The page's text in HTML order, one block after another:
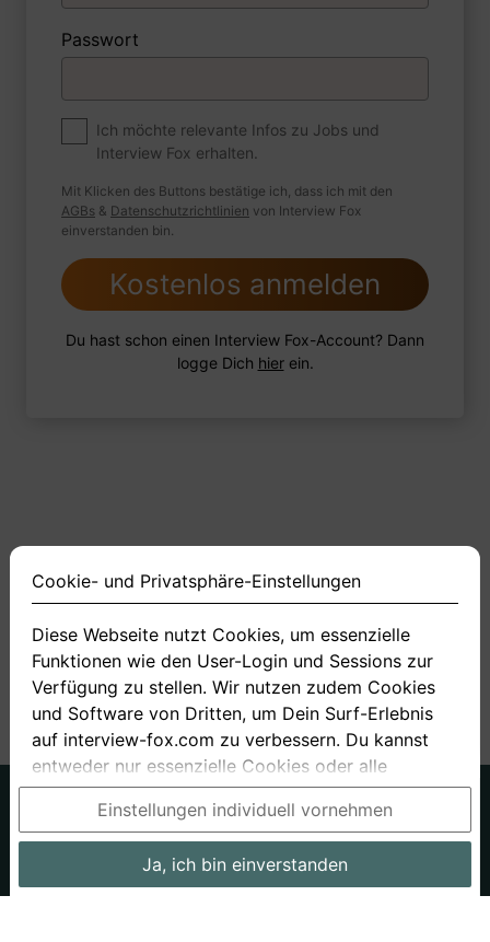
1 FoxTipp Antwort schreiben Audio aufnehmen
Wie sind Sie mit einer Situation
umgegangen, in der Sie einen
leistungsschwachen Mitarbeiter hatten?
Passwort
Ich möchte relevante Infos zu Jobs und
Interview Fox erhalten.
Mit Klicken des Buttons bestätige ich, dass ich mit den
AGBs & Datenschutzrichtlinien von Interview Fox
einverstanden bin.
Kostenlos anmelden
Du hast schon einen Interview Fox-Account? Dann
logge Dich hierein.
< 1 2 3 4 10 >
Über uns
Datenschutz
AGB
Bewerbungsfragen Preise
Cookie- und Privatsphäre-Einstellungen
Diese Webseite nutzt Cookies, um essenzielle
Funktionen wie den User-Login und Sessions zur
Verfügung zu stellen. Wir nutzen zudem Cookies
und Software von Dritten, um Dein Surf-Erlebnis
auf interview-fox.com zu verbessern. Du kannst
entweder nur essenzielle Cookies oder alle
Cookies akzeptieren. Du kannst Deine
Einstellungen jederzeit in unseren Cookie- und
Privatsphäre-Einstellungen ändern. Dieser Link ist
im Footer unserer Seit zu finden. Wenn Du mehr
Einstellungen individuell vornehmen
Ja, ich bin einverstanden